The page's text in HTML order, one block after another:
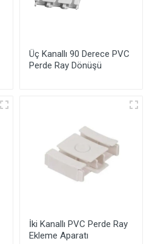
Üç Kanallı 90 Derece PVC
Perde Ray Dönüşü
İki Kanallı PVC Perde Ray
Ekleme Aparatı